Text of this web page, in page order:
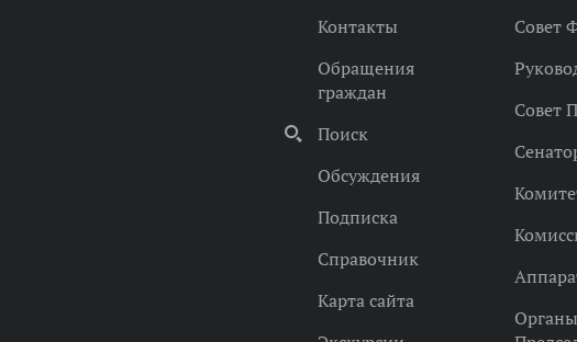
Контакты
Обращения
граждан
Поиск
Обсуждения
Подписка
Справочник
Карта сайта
Совет
Совет